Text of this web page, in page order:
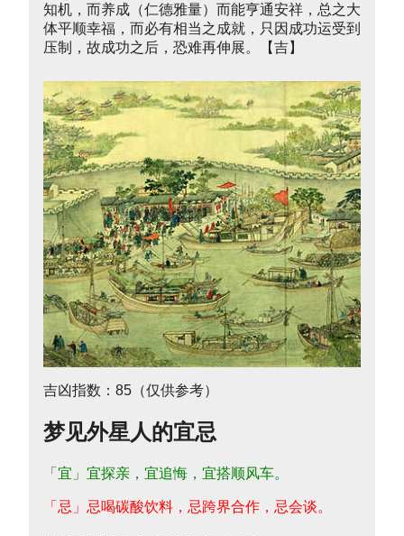
知机，而养成（仁德雅量）而能亨通安祥，总之大
体平顺幸福，而必有相当之成就，只因成功运受到
压制，故成功之后，恐难再伸展。【吉】
吉凶指数：85（仅供参考）
梦见外星人的宜忌
「宜」宜探亲，宜追悔，宜搭顺风车。
「忌」忌喝碳酸饮料，忌跨界合作，忌会谈。